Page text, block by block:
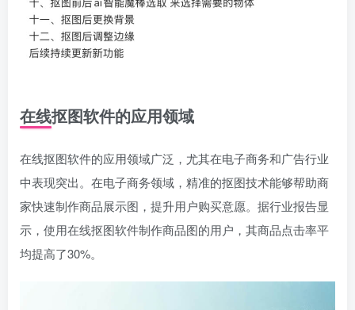
在线抠图软件的应用领域
在线抠图软件的应用领域广泛，尤其在电子商务和广告行业
中表现突出。在电子商务领域，精准的抠图技术能够帮助商
家快速制作商品展示图，提升用户购买意愿。据行业报告显
示，使用在线抠图软件制作商品图的用户，其商品点击率平
均提高了30%。